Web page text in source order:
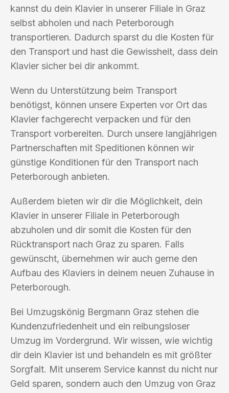
kannst du dein Klavier in unserer Filiale in Graz
selbst abholen und nach Peterborough
transportieren. Dadurch sparst du die Kosten für
den Transport und hast die Gewissheit, dass dein
Klavier sicher bei dir ankommt.
Wenn du Unterstützung beim Transport
benötigst, können unsere Experten vor Ort das
Klavier fachgerecht verpacken und für den
Transport vorbereiten. Durch unsere langjährigen
Partnerschaften mit Speditionen können wir
günstige Konditionen für den Transport nach
Peterborough anbieten.
Außerdem bieten wir dir die Möglichkeit, dein
Klavier in unserer Filiale in Peterborough
abzuholen und dir somit die Kosten für den
Rücktransport nach Graz zu sparen. Falls
gewünscht, übernehmen wir auch gerne den
Aufbau des Klaviers in deinem neuen Zuhause in
Peterborough.
Bei Umzugskönig Bergmann Graz stehen die
Kundenzufriedenheit und ein reibungsloser
Umzug im Vordergrund. Wir wissen, wie wichtig
dir dein Klavier ist und behandeln es mit größter
Sorgfalt. Mit unserem Service kannst du nicht nur
Geld sparen, sondern auch den Umzug von Graz